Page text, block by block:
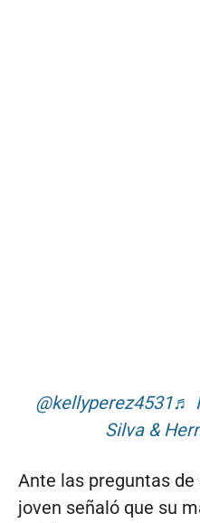
@kellyperez4531♬
Silva &
Ante las preguntas
joven señaló que su